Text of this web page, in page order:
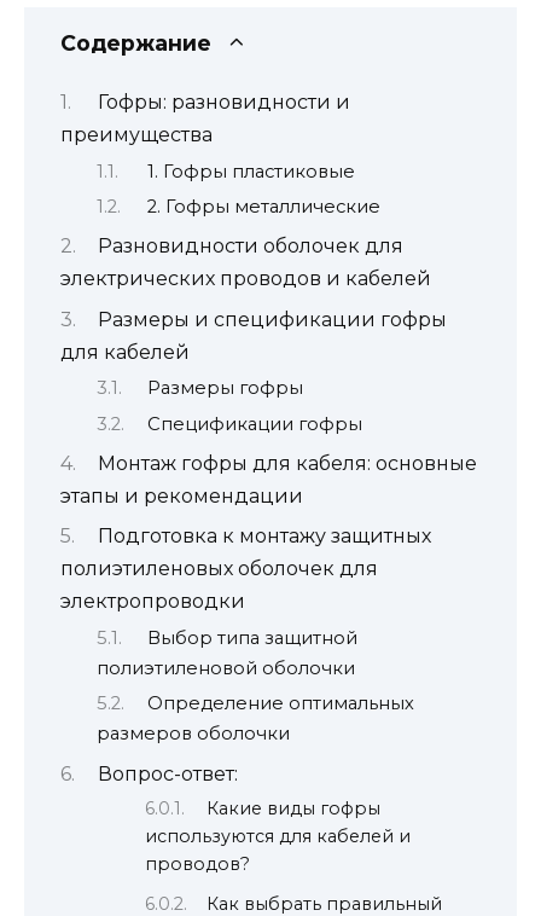
Содержание
Гофры: разновидности и
преимущества
1. Гофры пластиковые
2. Гофры металлические
Разновидности оболочек для
электрических проводов и кабелей
Размеры и спецификации гофры
для кабелей
Размеры гофры
Спецификации гофры
Монтаж гофры для кабеля: основные
этапы и рекомендации
Подготовка к монтажу защитных
полиэтиленовых оболочек для
электропроводки
Выбор типа защитной
полиэтиленовой оболочки
Определение оптимальных
размеров оболочки
Вопрос-ответ:
Какие виды гофры
используются для кабелей и
проводов?
Как выбрать правильный